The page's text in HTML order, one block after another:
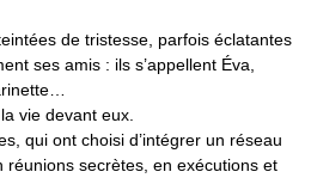
de tristesse, parfois éclatantes
ses amis : ils s’appellent Éva,
vie devant eux.
qui ont choisi d’intégrer un réseau
réunions secrètes, en exécutions et